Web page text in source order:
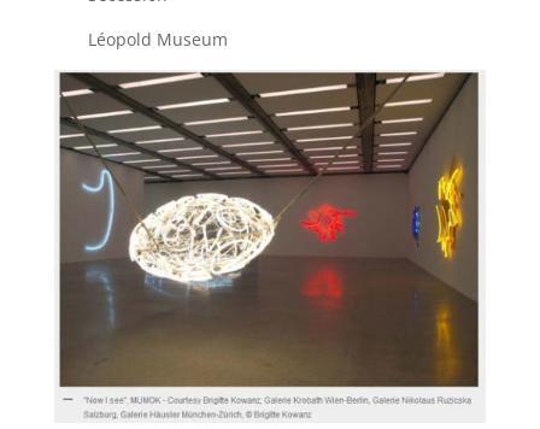
Léopold Museum